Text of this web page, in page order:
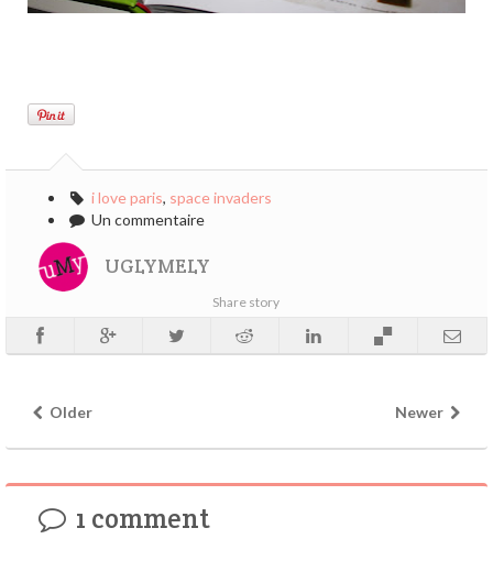
i love paris, space invaders
Un commentaire
UGLYMELY
Share story
Older Newer
1 comment